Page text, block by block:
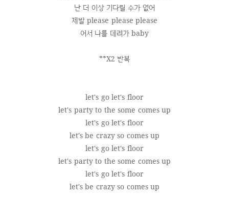
난 더 이상 기다릴 수가 없어
제발 please please please
어서 나를 데려가 baby
**X2 반복
let's go let's floor
let's party to the some comes up
let's go let's floor
let's be crazy so comes up
let's go let's floor
let's party to the some comes up
let's go let's floor
let's be crazy so comes up